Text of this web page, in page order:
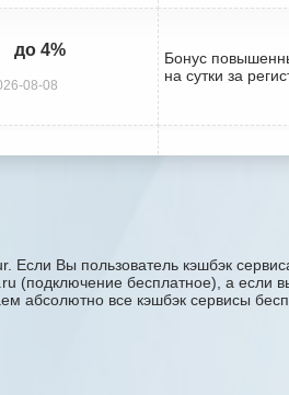
до 4%
08-08
Бонус
на сутки за
Вы пользователь кэшбэк
(подключение бесплатное), а если
абсолютно все кэшбэк сервисы